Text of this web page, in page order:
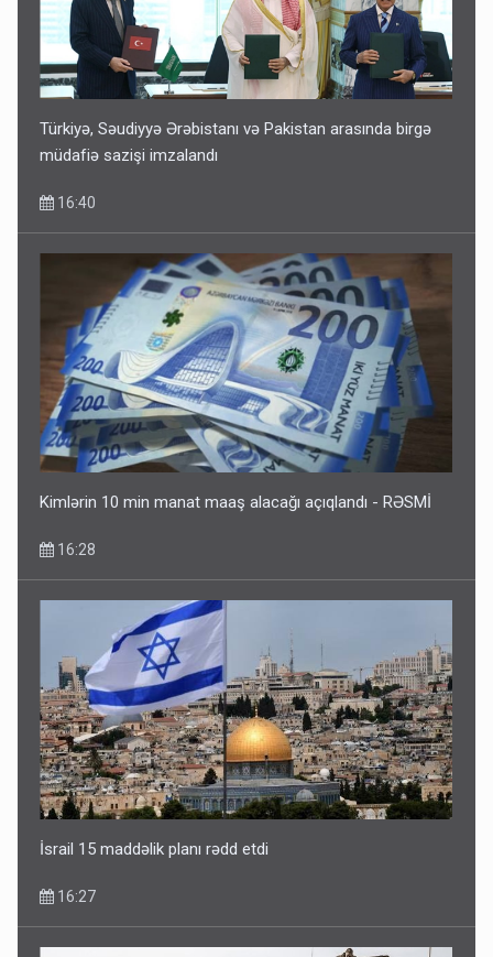
Türkiyə, Səudiyyə Ərəbistanı və Pakistan arasında birgə
müdafiə sazişi imzalandı
16:40
Kimlərin 10 min manat maaş alacağı açıqlandı - RƏSMİ
16:28
İsrail 15 maddəlik planı rədd etdi
16:27